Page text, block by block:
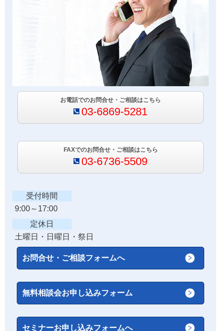
お電話でのお問合せ・ご相談はこちら
03-6869-5281
FAXでのお問合せ・ご相談はこちら
03-6736-5509
受付時間
9:00～17:00
定休日
土曜日・日曜日・祭日
お問合せ・ご相談フォームへ
無料相談会お申し込みフォーム
セミナーお申し込みフォームへ